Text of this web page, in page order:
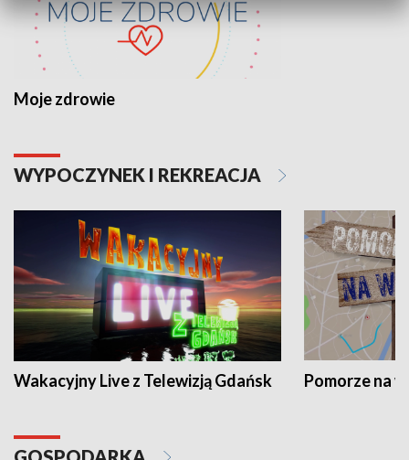
Moje zdrowie
WYPOCZYNEK I REKREACJA
Wakacyjny Live z Telewizją Gdańsk Pomorze na